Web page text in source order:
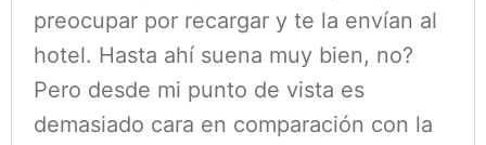
preocupar por recargar y te la envían al
hotel. Hasta ahí suena muy bien, no?
Pero desde mi punto de vista es
demasiado cara en comparación con la